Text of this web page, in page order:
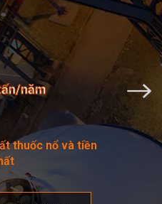
năm
thuốc nổ và tiền